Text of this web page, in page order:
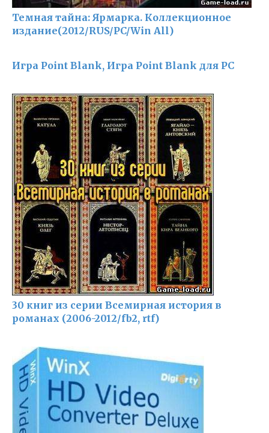
Темная тайна: Ярмарка. Коллекционное
издание(2012/RUS/PC/Win All)
Игра Point Blank, Игра Point Blank для PC
30 книг из серии Всемирная история в
романах (2006-2012/fb2, rtf)